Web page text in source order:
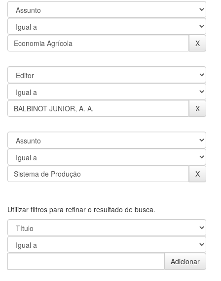
Utilizar filtros para refinar o resultado de busca.